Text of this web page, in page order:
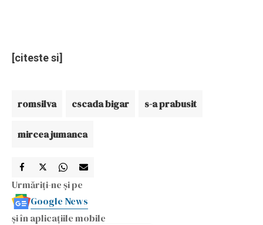
[citeste si]
romsilva cscada bigar s-a prabusit
mircea jumanca
Urmăriți-ne și pe
Google News
și în aplicațiile mobile